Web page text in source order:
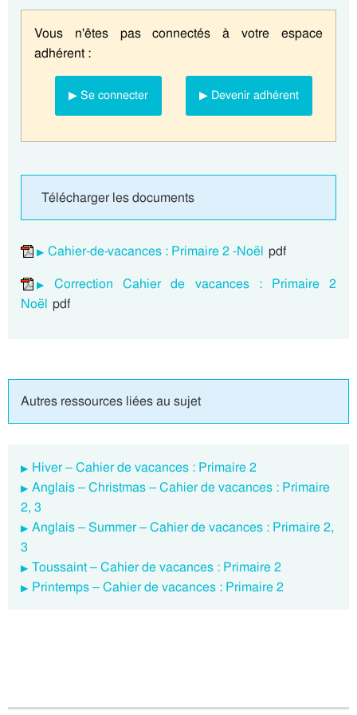
Vous n'êtes pas connectés à votre espace
adhérent :
▶ Se connecter ▶ Devenir adhérent
Télécharger les documents
Cahier-de-vacances : Primaire 2 -Noël pdf
Correction Cahier de vacances : Primaire 2
Noël pdf
Autres ressources liées au sujet
Hiver – Cahier de vacances : Primaire 2
Anglais – Christmas – Cahier de vacances : Primaire
2, 3
Anglais – Summer – Cahier de vacances : Primaire 2,
3
Toussaint – Cahier de vacances : Primaire 2
Printemps – Cahier de vacances : Primaire 2